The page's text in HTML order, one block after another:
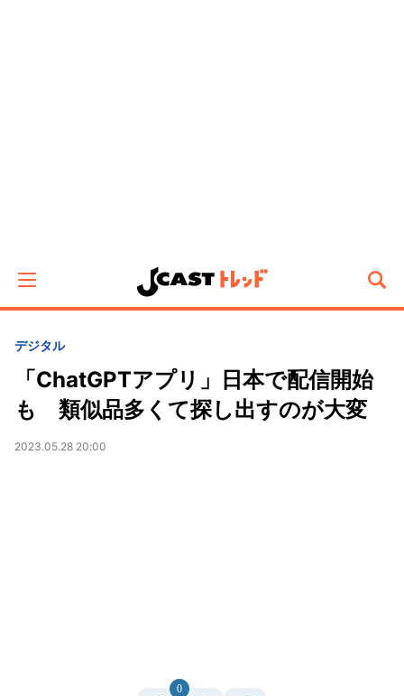
デジタル
「ChatGPTアプリ」日本で配信開始
も 類似品多くて探し出すのが大変
2023.05.28 20:00
0